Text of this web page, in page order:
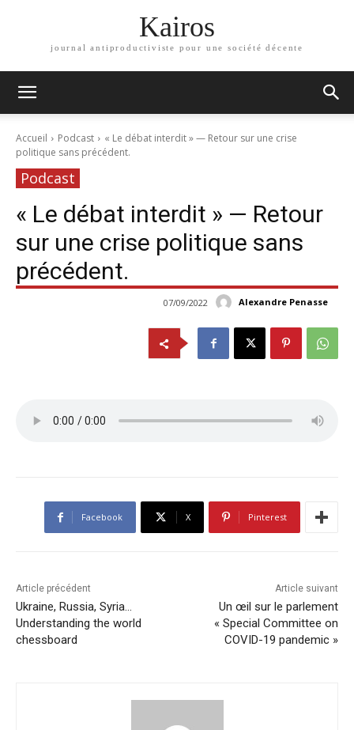
Kairos
journal antiproductiviste pour une société décente
Accueil Podcast
« Le débat interdit » — Retour sur une crise
politique sans précédent.
Podcast
« Le débat interdit » — Retour
sur une crise politique sans
précédent.
Alexandre Penasse
07/09/2022
Facebook X Pinterest
Article précédent
Ukraine, Russia, Syria…
Understanding the world
chessboard
Article suivant
Un œil sur le parlement
« Special Committee on
COVID-19 pandemic »